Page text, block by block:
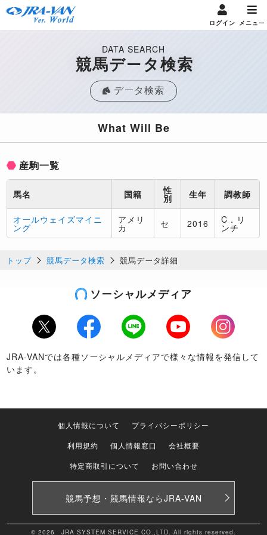
ログイン メニュー
DATA SEARCH
競馬データ検索
データ検索
What Will Be
産駒一覧
馬名 国籍 性
別 生年 調教師
オールウェイズマイニ
ング
アメリ
カ セ 2016 C．リ
ンチ
トップ 競馬データ検索 競馬データ詳細
ソーシャルメディア
Twitter Facebook LINE Youtube
Instagram
JRA-VANでは各種ソーシャルメディアで様々な情報を発信して
います。
個人情報について
プライバシーポリシー
利用規約
個人情報窓口
会社概要
特定商取引について
お問い合わせ
競馬予想・競馬情報ならJRA-VAN
© 2026 JRA SYSTEM SERVICE CO.,LTD. All rights reserved.